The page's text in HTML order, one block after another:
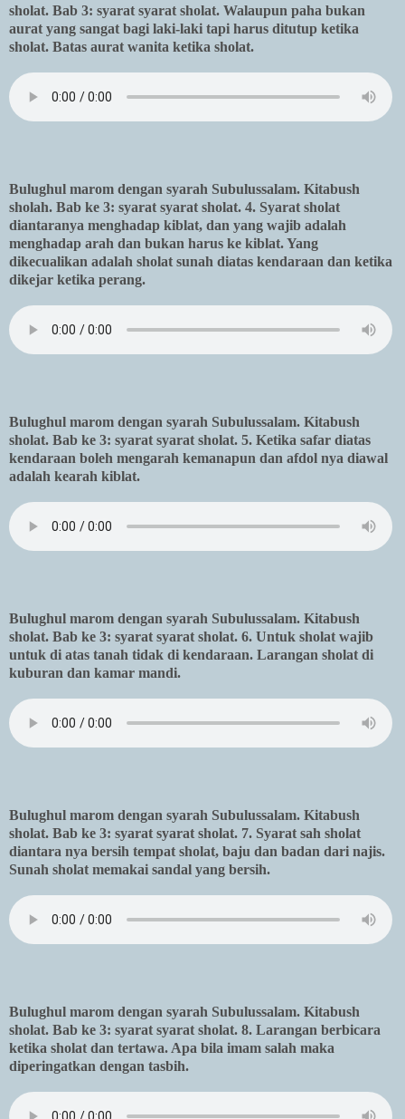
sholat. Bab 3: syarat syarat sholat. Walaupun paha bukan
aurat yang sangat bagi laki-laki tapi harus ditutup ketika
sholat. Batas aurat wanita ketika sholat.
Bulughul marom dengan syarah Subulussalam. Kitabush
sholah. Bab ke 3: syarat syarat sholat. 4. Syarat sholat
diantaranya menghadap kiblat, dan yang wajib adalah
menghadap arah dan bukan harus ke kiblat. Yang
dikecualikan adalah sholat sunah diatas kendaraan dan ketika
dikejar ketika perang.
Bulughul marom dengan syarah Subulussalam. Kitabush
sholat. Bab ke 3: syarat syarat sholat. 5. Ketika safar diatas
kendaraan boleh mengarah kemanapun dan afdol nya diawal
adalah kearah kiblat.
Bulughul marom dengan syarah Subulussalam. Kitabush
sholat. Bab ke 3: syarat syarat sholat. 6. Untuk sholat wajib
untuk di atas tanah tidak di kendaraan. Larangan sholat di
kuburan dan kamar mandi.
Bulughul marom dengan syarah Subulussalam. Kitabush
sholat. Bab ke 3: syarat syarat sholat. 7. Syarat sah sholat
diantara nya bersih tempat sholat, baju dan badan dari najis.
Sunah sholat memakai sandal yang bersih.
Bulughul marom dengan syarah Subulussalam. Kitabush
sholat. Bab ke 3: syarat syarat sholat. 8. Larangan berbicara
ketika sholat dan tertawa. Apa bila imam salah maka
diperingatkan dengan tasbih.